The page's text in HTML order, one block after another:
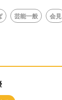
芸能一般 会見